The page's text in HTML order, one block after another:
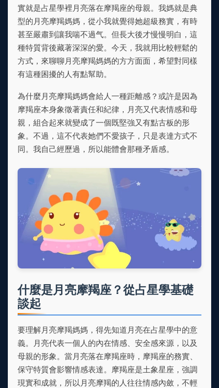
實就是占星學裡月亮落在摩羯座的母親。我媽就是典
型的月亮摩羯媽媽，從小我就覺得她超級務實，有時
甚至嚴肅到讓我喘不過气。但長大後才慢慢明白，這
種特質背後藏著深深的愛。今天，我就用比較輕鬆的
方式，來聊聊月亮摩羯媽媽的方方面面，希望對同樣
有這種困擾的人有點幫助。
為什麼月亮摩羯媽媽會給人一種距離感？或許是因為
摩羯座本身象徵著責任和紀律，月亮又代表情感和母
親，組合起來就變成了一個既堅強又有點古板的形
象。不過，這不代表她們不愛孩子，只是表達方式不
同。我自己經歷過，所以能體會那種矛盾感。
什麼是月亮摩羯座？從占星學基礎
談起
要理解月亮摩羯媽媽，得先知道月亮在占星學中的意
義。月亮代表一個人的內在情感、安全感來源，以及
母親的形象。當月亮落在摩羯座時，摩羯座的務實、
保守特質會影響情感表達。摩羯座是土象星座，強調
現實和成就，所以月亮摩羯的人往往情感內斂，不輕